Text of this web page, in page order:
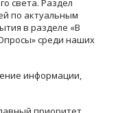
света. Раздел
по актуальным
в разделе «В
среди наших
информации,